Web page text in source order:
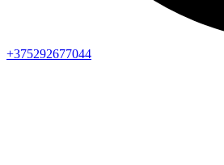
+375292677044